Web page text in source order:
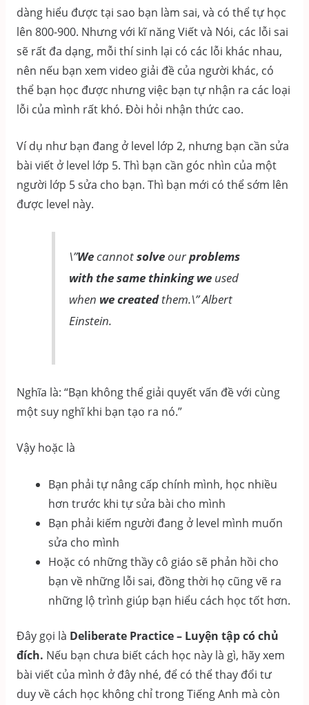
dàng hiểu được tại sao bạn làm sai, và có thể tự học
lên 800-900. Nhưng với kĩ năng Viết và Nói, các lỗi sai
sẽ rất đa dạng, mỗi thí sinh lại có các lỗi khác nhau,
nên nếu bạn xem video giải đề của người khác, có
thể bạn học được nhưng việc bạn tự nhận ra các loại
lỗi của mình rất khó. Đòi hỏi nhận thức cao.
Ví dụ như bạn đang ở level lớp 2, nhưng bạn cần sửa
bài viết ở level lớp 5. Thì bạn cần góc nhìn của một
người lớp 5 sửa cho bạn. Thì bạn mới có thể sớm lên
được level này.
\”Wecannotsolveourproblems
with the same thinking we used
when we createdthem.\” Albert
Einstein.
Nghĩa là: “Bạn không thể giải quyết vấn đề với cùng
một suy nghĩ khi bạn tạo ra nó.”
Vậy hoặc là
Bạn phải tự nâng cấp chính mình, học nhiều
hơn trước khi tự sửa bài cho mình
Bạn phải kiếm người đang ở level mình muốn
sửa cho mình
Hoặc có những thầy cô giáo sẽ phản hồi cho
bạn về những lỗi sai, đồng thời họ cũng vẽ ra
những lộ trình giúp bạn hiểu cách học tốt hơn.
Đây gọi là Deliberate Practice – Luyện tập có chủ
đích. Nếu bạn chưa biết cách học này là gì, hãy xem
bài viết của mình ở đây nhé, để có thể thay đổi tư
duy về cách học không chỉ trong Tiếng Anh mà còn